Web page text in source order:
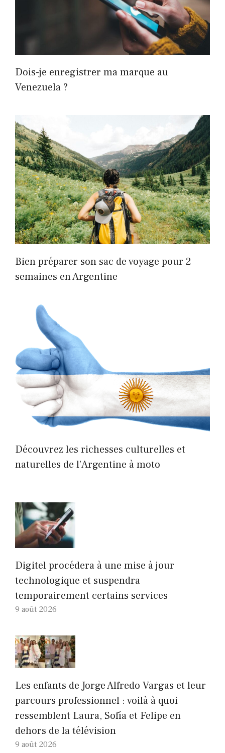
Dois-je enregistrer ma marque au
Venezuela ?
Bien préparer son sac de voyage pour 2
semaines en Argentine
Découvrez les richesses culturelles et
naturelles de l’Argentine à moto
Digitel procédera à une mise à jour
technologique et suspendra
temporairement certains services
9 août 2026
Les enfants de Jorge Alfredo Vargas et leur
parcours professionnel : voilà à quoi
ressemblent Laura, Sofía et Felipe en
dehors de la télévision
9 août 2026